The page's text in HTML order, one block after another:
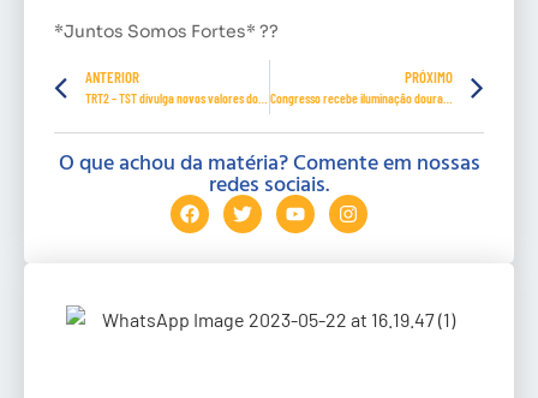
*Juntos Somos Fortes* ??
ANTERIOR PRÓXIMO
Congresso recebe iluminação dourada para incentivar a amamentação
O que achou da matéria? Comente em nossas
redes sociais.